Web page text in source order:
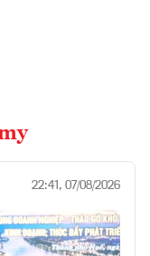
22:41, 07/08/2026